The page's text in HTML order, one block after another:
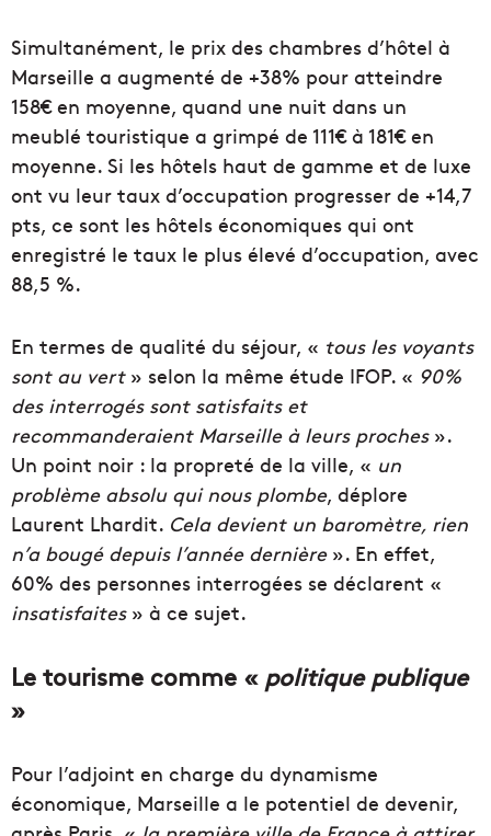
Simultanément, le prix des chambres d’hôtel à
Marseille a augmenté de +38% pour atteindre
158€ en moyenne, quand une nuit dans un
meublé touristique a grimpé de 111€ à 181€ en
moyenne. Si les hôtels haut de gamme et de luxe
ont vu leur taux d’occupation progresser de +14,7
pts, ce sont les hôtels économiques qui ont
enregistré le taux le plus élevé d’occupation, avec
88,5 %.
En termes de qualité du séjour, « tous les voyants
sont au vert» selon la même étude IFOP. « 90%
des interrogés sont satisfaits et
recommanderaient Marseille à leurs proches».
Un point noir : la propreté de la ville, « un
problème absolu qui nous plombe, déplore
Laurent Lhardit. Cela devient un baromètre, rien
n’a bougé depuis l’année dernière». En effet,
60% des personnes interrogées se déclarent «
insatisfaites» à ce sujet.
Le tourisme comme « politique publique
»
Pour l’adjoint en charge du dynamisme
économique, Marseille a le potentiel de devenir,